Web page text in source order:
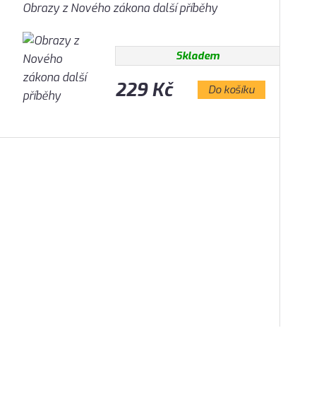
Obrazy z Nového zákona další příběhy
Skladem
229 Kč Do košíku